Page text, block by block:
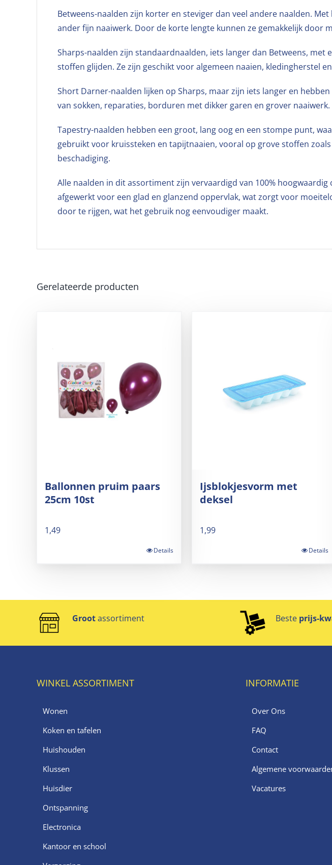
Betweens-naalden zijn korter en steviger dan veel andere naalden.
ander fijn naaiwerk. Door de korte lengte kunnen ze gemakkelijk door
Sharps-naalden zijn standaardnaalden, iets langer dan Betweens,
stoffen glijden. Ze zijn geschikt voor algemeen naaien, kledingherstel
Short Darner-naalden lijken op Sharps, maar zijn iets langer en
van sokken, reparaties, borduren met dikker garen en grover naaiwerk.
Tapestry-naalden hebben een groot, lang oog en een stompe punt,
gebruikt voor kruissteken en tapijtnaaien, vooral op grove stoffen
beschadiging.
Alle naalden in dit assortiment zijn vervaardigd van 100%
afgewerkt voor een glad en glanzend oppervlak, wat zorgt voor
door te rijgen, wat het gebruik nog eenvoudiger maakt.
Gerelateerde producten
Ballonnen pruim paars
25cm 10st
1,49
Details
Ijsblokjesvorm met
deksel
1,99
Details
Grootassortiment Beste prijs-
WINKEL ASSORTIMENT
Wonen
Koken en tafelen
Huishouden
Klussen
Huisdier
Ontspanning
Electronica
Kantoor en school
INFORMATIE
Over Ons
FAQ
Contact
Algemene
Vacatures